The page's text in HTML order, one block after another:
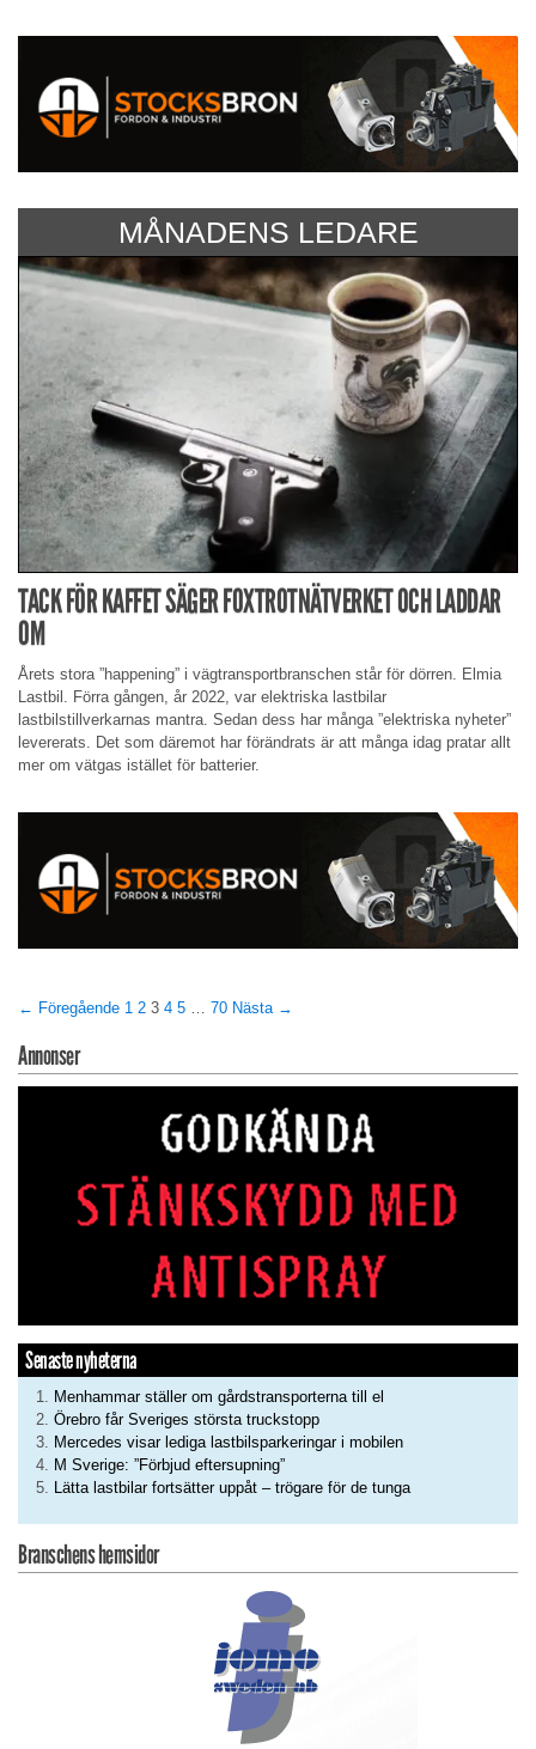
MÅNADENS LEDARE
TACK FÖR KAFFET SÄGER FOXTROTNÄTVERKET OCH LADDAR
OM
Årets stora ”happening” i vägtransportbranschen står för dörren. Elmia
Lastbil. Förra gången, år 2022, var elektriska lastbilar
lastbilstillverkarnas mantra. Sedan dess har många ”elektriska nyheter”
levererats. Det som däremot har förändrats är att många idag pratar allt
mer om vätgas istället för batterier.
← Föregående 1 2 3 4 5 70 Nästa →
Annonser
Senaste nyheterna
Menhammar ställer om gårdstransporterna till el
Örebro får Sveriges största truckstopp
Mercedes visar lediga lastbilsparkeringar i mobilen
M Sverige: ”Förbjud eftersupning”
Lätta lastbilar fortsätter uppåt – trögare för de tunga
Branschens hemsidor